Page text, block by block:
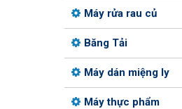
Máy rửa rau củ
Băng Tải
Máy dán miệng ly
Máy thực phẩm